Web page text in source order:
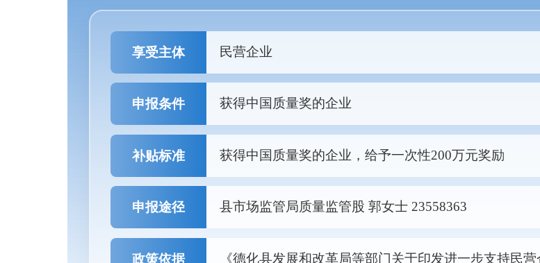
享受主体 民营企业
申报条件 获得中国质量奖的企业
补贴标准 获得中国质量奖的企业，给予一次性200万元奖励
申报途径 县市场监管局质量监管股 郭女士 23558363
政策依据 《德化县发展和改革局等部门关于印发进一步支持民